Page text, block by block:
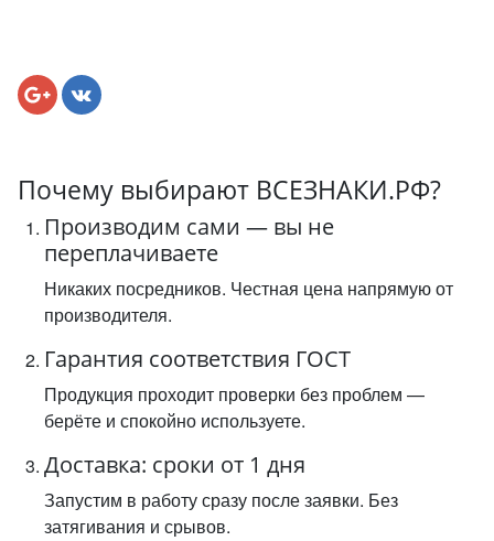
Почему выбирают ВСЕЗНАКИ.РФ?
Производим сами — вы не
переплачиваете
Никаких посредников. Честная цена напрямую от
производителя.
Гарантия соответствия ГОСТ
Продукция проходит проверки без проблем —
берёте и спокойно используете.
Доставка: сроки от 1 дня
Запустим в работу сразу после заявки. Без
затягивания и срывов.